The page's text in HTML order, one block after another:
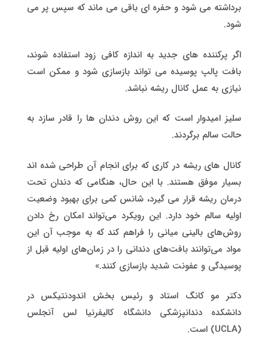
برداشته می شود و حفره ای باقی می ماند که سپس پر می
شود.
اگر پرکننده های جدید به اندازه کافی زود استفاده شوند،
بافت پالپ پوسیده می تواند بازسازی شود و ممکن است
نیازی به عمل کانال ریشه نباشد.
سلیز امیدوار است که این روش دندان ها را قادر سازد به
حالت سالم برگردند.
کانال های ریشه در کاری که برای انجام آن طراحی شده اند
بسیار موفق هستند. با این حال، هنگامی که دندان تحت
درمان ریشه قرار می گیرد، شانس کمی برای بهبود وضعیت
اولیه سالم خود دارد. این رویکرد می‌تواند امکان رخ دادن
روش‌های بالینی میانی را فراهم کند که به موجب آن این
مواد می‌توانند بافت‌های دندانی را در زمان‌های اولیه قبل از
پوسیدگی و عفونت شدید بازسازی کنند.»
دکتر مو کانگ استاد و رئیس بخش اندودنتیکس در
دانشکده دندانپزشکی دانشگاه کالیفرنیا لس آنجلس
(UCLA) است.